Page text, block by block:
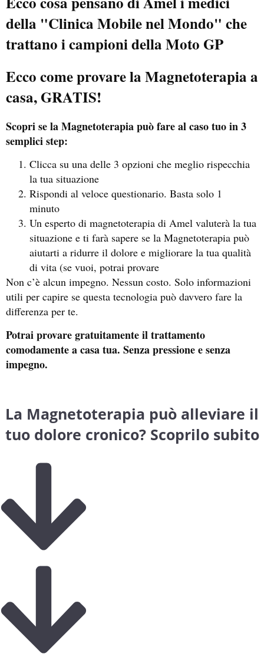
della "Clinica Mobile nel Mondo" che
trattano i campioni della Moto GP
Ecco come provare la Magnetoterapia a
casa, GRATIS!
Scopri se la Magnetoterapia può fare al caso tuo in 3
semplici step:
Clicca su una delle 3 opzioni che meglio rispecchia
la tua situazione
Rispondi al veloce questionario. Basta solo 1
minuto
Un esperto di magnetoterapia di Amel valuterà la tua
situazione e ti farà sapere se la Magnetoterapia può
aiutarti a ridurre il dolore e migliorare la tua qualità
di vita (se vuoi, potrai provare
Non c’è alcun impegno. Nessun costo. Solo informazioni
utili per capire se questa tecnologia può davvero fare la
differenza per te.
Potrai provare gratuitamente il trattamento
comodamente a casa tua. Senza pressione e senza
impegno.
La Magnetoterapia può alleviare il
tuo dolore cronico? Scoprilo subito